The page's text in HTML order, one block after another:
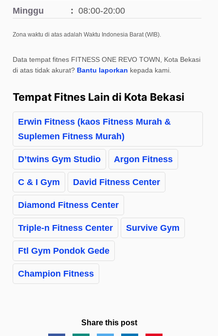
Minggu
08:00-20:00
Zona waktu di atas adalah Waktu Indonesia Barat (WIB).
Data tempat fitnes FITNESS ONE REVO TOWN, Kota Bekasi
di atas tidak akurat? Bantu laporkan kepada kami.
Tempat Fitnes Lain di Kota Bekasi
Erwin Fitness (kaos Fitness Murah &
Suplemen Fitness Murah)
D’twins Gym Studio Argon Fitness
C & I Gym David Fitness Center
Diamond Fitness Center
Triple-n Fitness Center Survive Gym
Ftl Gym Pondok Gede
Champion Fitness
Share this post